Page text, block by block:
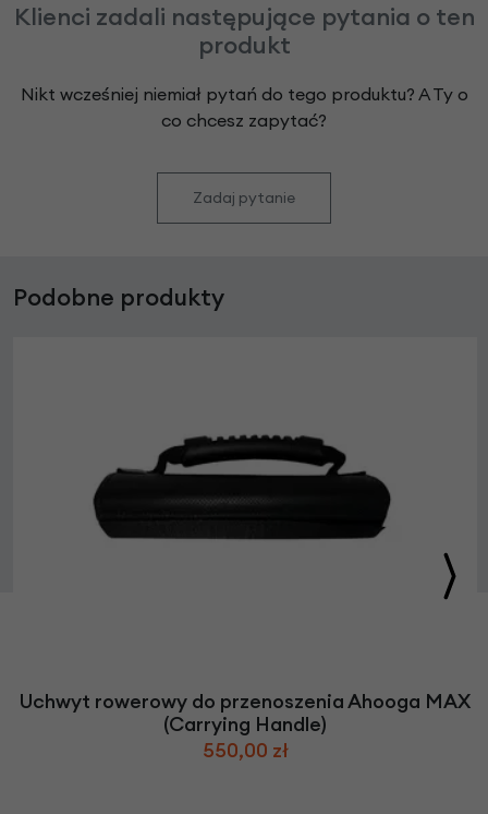
Klienci zadali następujące pytania o ten
produkt
Nikt wcześniej niemiał pytań do tego produktu? A Ty o
co chcesz zapytać?
Zadaj pytanie
Podobne produkty
Uchwyt rowerowy do przenoszenia Ahooga MAX
(Carrying Handle)
550,00 zł